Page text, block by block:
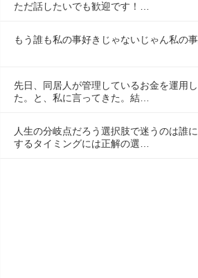
ただ話したいでも歓迎です！…
もう誰も私の事好きじゃないじゃん私の
先日、同居人が管理しているお金を運用
た。と、私に言ってきた。結…
人生の分岐点だろう選択肢で迷うのは誰
するタイミングには正解の選…